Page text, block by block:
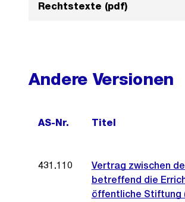
Rechtstexte (pdf)
Andere Versionen
AS-Nr. Titel
431.110
Vertrag zwischen
betreffend die
öffentliche Stiftung